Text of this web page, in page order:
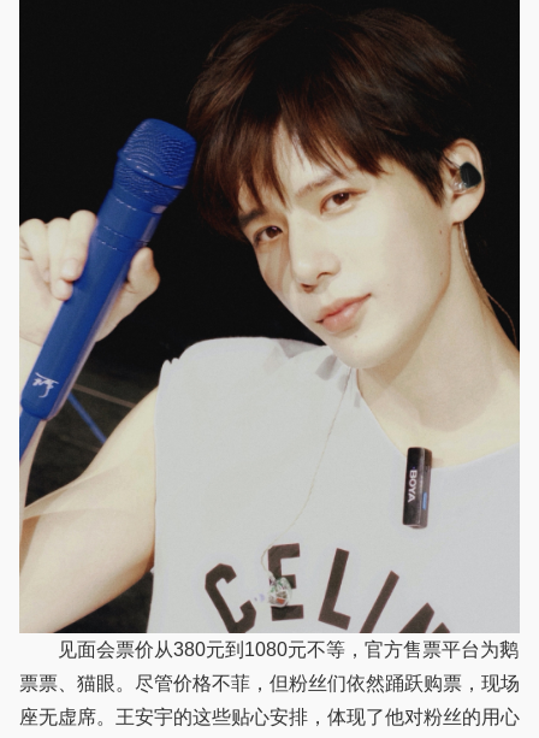
见面会票价从380元到1080元不等，官方售票平台为鹅
票票、猫眼。尽管价格不菲，但粉丝们依然踊跃购票，现场
座无虚席。王安宇的这些贴心安排，体现了他对粉丝的用心